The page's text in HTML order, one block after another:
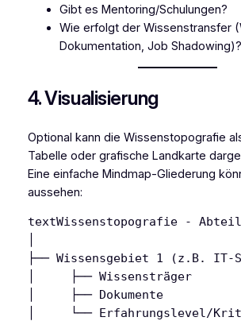
Gibt es Mentoring/Schulungen?
Wie erfolgt der Wissenstransfer
Dokumentation, Job Shadowing)?
4. Visualisierung
Optional kann die Wissenstopografie
Tabelle oder grafische Landkarte
Eine einfache Mindmap-Gliederung
aussehen:
textWissenstopografie -
├── Wissensgebiet 1 (z.B. IT-
│     ├── Wissensträger
│     ├── Dokumente
│     └── Erfahrungslevel/